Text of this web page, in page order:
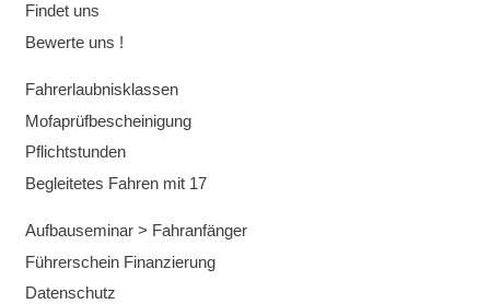
Findet uns
Bewerte uns !
Fahrerlaubnisklassen
Mofaprüfbescheinigung
Pflichtstunden
Begleitetes Fahren mit 17
Aufbauseminar > Fahranfänger
Führerschein Finanzierung
Datenschutz